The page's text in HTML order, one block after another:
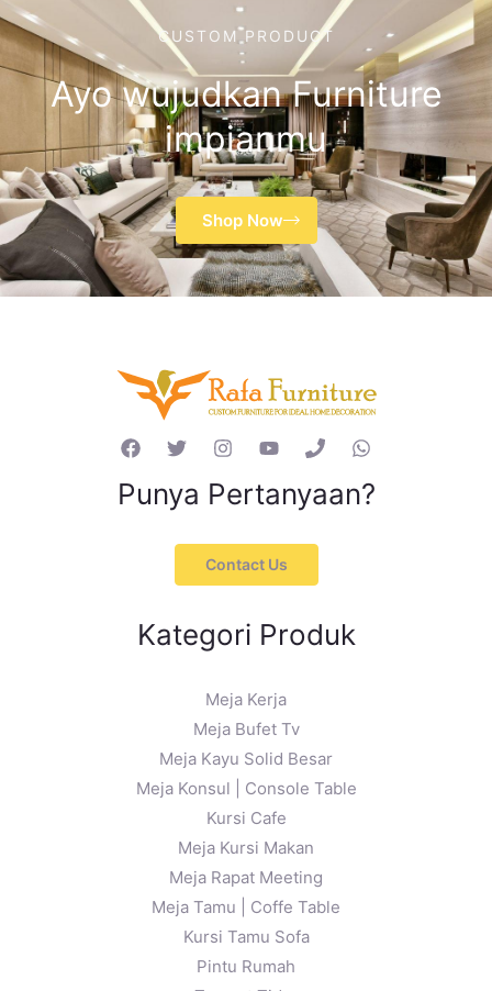
CUSTOM PRODUCT
Ayo wujudkan Furniture
impianmu
Shop Now
Punya Pertanyaan?
Contact Us
Kategori Produk
Meja Kerja
Meja Bufet Tv
Meja Kayu Solid Besar
Meja Konsul | Console Table
Kursi Cafe
Meja Kursi Makan
Meja Rapat Meeting
Meja Tamu | Coffe Table
Kursi Tamu Sofa
Pintu Rumah